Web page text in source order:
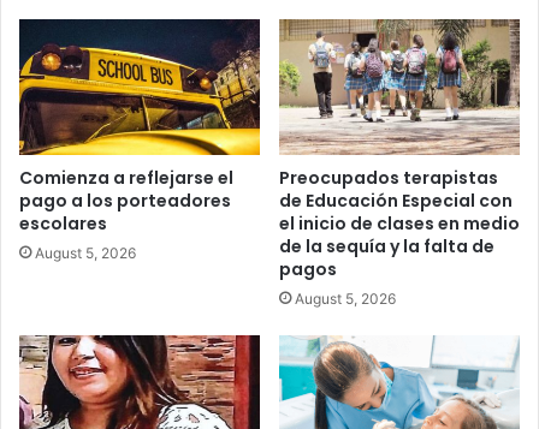
Comienza a reflejarse el
pago a los porteadores
escolares
August 5, 2026
Preocupados terapistas
de Educación Especial con
el inicio de clases en medio
de la sequía y la falta de
pagos
August 5, 2026